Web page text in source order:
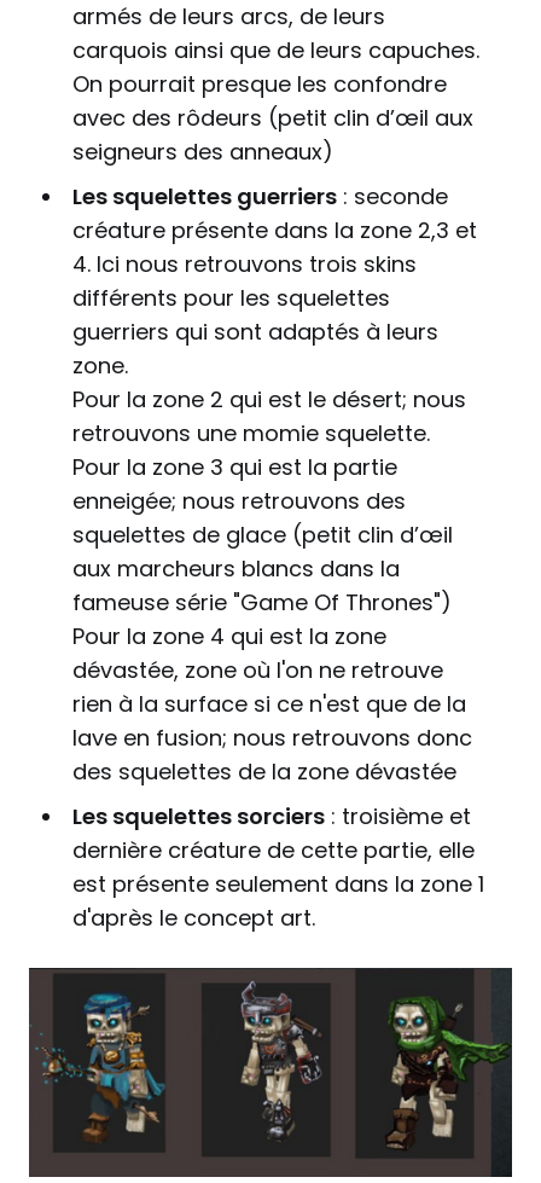
armés de leurs arcs, de leurs
carquois ainsi que de leurs capuches.
On pourrait presque les confondre
avec des rôdeurs (petit clin d’œil aux
seigneurs des anneaux)
Les squelettes guerriers: seconde
créature présente dans la zone 2,3 et
4. Ici nous retrouvons trois skins
différents pour les squelettes
guerriers qui sont adaptés à leurs
zone.
Pour la zone 2 qui est le désert; nous
retrouvons une momie squelette.
Pour la zone 3 qui est la partie
enneigée; nous retrouvons des
squelettes de glace (petit clin d’œil
aux marcheurs blancs dans la
fameuse série "Game Of Thrones")
Pour la zone 4 qui est la zone
dévastée, zone où l'on ne retrouve
rien à la surface si ce n'est que de la
lave en fusion; nous retrouvons donc
des squelettes de la zone dévastée
Les squelettes sorciers: troisième et
dernière créature de cette partie, elle
est présente seulement dans la zone 1
d'après le concept art.